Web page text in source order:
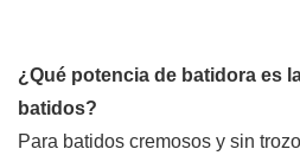
¿Qué potencia de batidora es
batidos?
Para batidos cremosos y sin